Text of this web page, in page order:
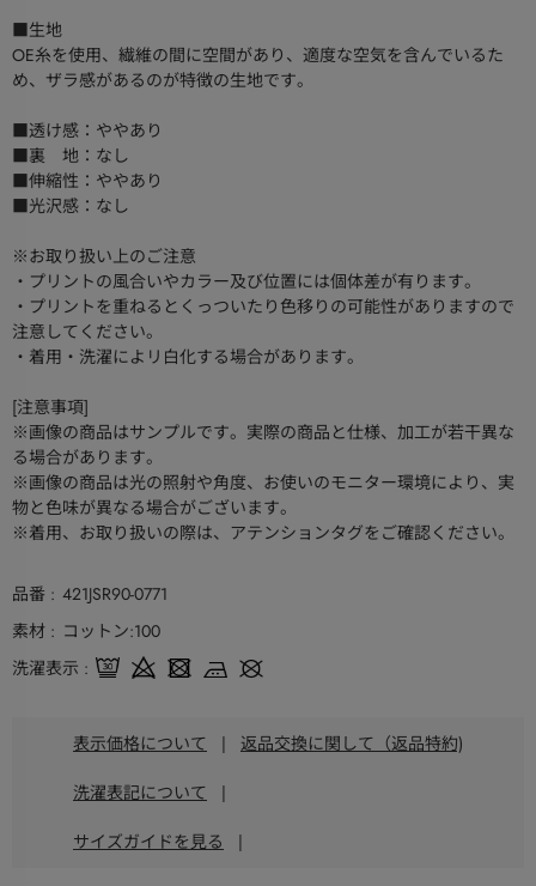
■生地
OE糸を使用、繊維の間に空間があり、適度な空気を含んでいるた
め、ザラ感があるのが特徴の生地です。
■透け感：ややあり
■裏 地：なし
■伸縮性：ややあり
■光沢感：なし
※お取り扱い上のご注意
・プリントの風合いやカラー及び位置には個体差が有ります。
・プリントを重ねるとくっついたり色移りの可能性がありますので
注意してください。
・着用・洗濯によリ白化する場合があります。
[注意事項]
※画像の商品はサンプルです。実際の商品と仕様、加工が若干異な
る場合があります。
※画像の商品は光の照射や角度、お使いのモニター環境により、実
物と色味が異なる場合がございます。
※着用、お取り扱いの際は、アテンションタグをご確認ください。
品番
421JSR90-0771
素材
コットン:100
洗濯表示
表示価格について | 返品交換に関して（返品特約)
洗濯表記について |
サイズガイドを見る |